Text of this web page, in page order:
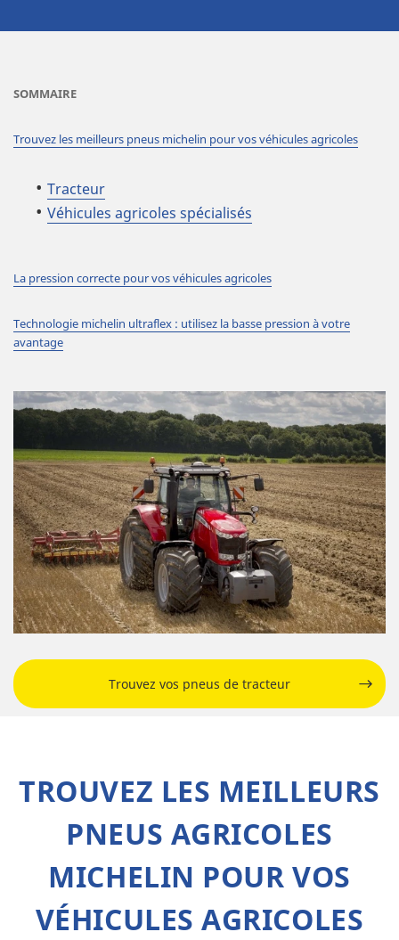
SOMMAIRE
Trouvez les meilleurs pneus michelin pour vos véhicules agricoles
Tracteur
Véhicules agricoles spécialisés
La pression correcte pour vos véhicules agricoles
Technologie michelin ultraflex : utilisez la basse pression à votre
avantage
Trouvez vos pneus de tracteur
TROUVEZ LES MEILLEURS
PNEUS AGRICOLES
MICHELIN POUR VOS
VÉHICULES AGRICOLES